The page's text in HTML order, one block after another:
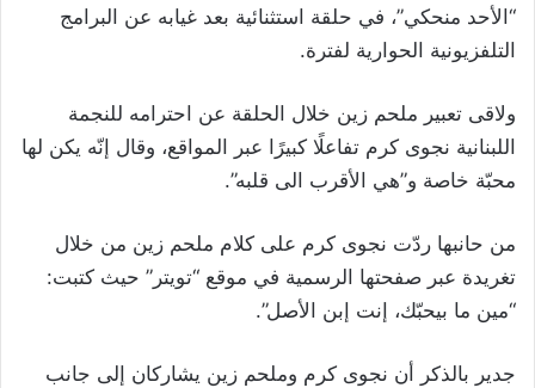
“الأحد منحكي”، في حلقة استثنائية بعد غيابه عن البرامج
التلفزيونية الحوارية لفترة.
ولاقى تعبير ملحم زين خلال الحلقة عن احترامه للنجمة
اللبنانية نجوى كرم تفاعلًا كبيرًا عبر المواقع، وقال إنّه يكن لها
محبّة خاصة و”هي الأقرب الى قلبه”.
من حانبها ردّت نجوى كرم على كلام ملحم زين من خلال
تغريدة عبر صفحتها الرسمية في موقع “تويتر” حيث كتبت:
“مين ما بيحبّك، إنت إبن الأصل”.
جدير بالذكر أن نجوى كرم وملحم زين يشاركان إلى جانب